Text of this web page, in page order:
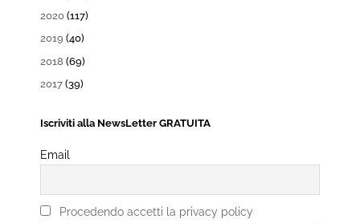
2020 (117)
2019 (40)
2018 (69)
2017 (39)
Iscriviti alla NewsLetter GRATUITA
Email
Procedendo accetti la privacy policy